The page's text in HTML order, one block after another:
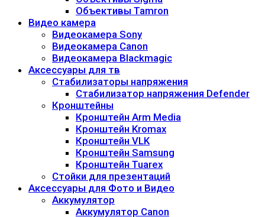
Объективы Tamron
Видео камера
Видеокамера Sony
Видеокамера Canon
Видеокамера Blackmagic
Аксессуары для тв
Стабилизаторы напряжения
Стабилизатор напряжения Defender
Кронштейны
Кронштейн Arm Media
Кронштейн Kromax
Кронштейн VLK
Кронштейн Samsung
Кронштейн Tuarex
Стойки для презентаций
Аксессуары для Фото и Видео
Аккумулятор
Аккумулятор Canon